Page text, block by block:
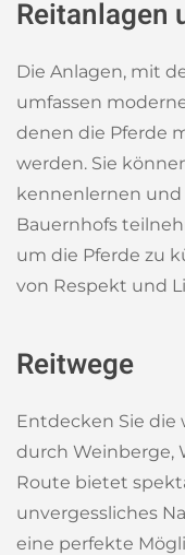
Reitanlagen
Die Anlagen, mit
umfassen
denen die Pferde
werden. Sie
kennenlernen
Bauernhofs
um die Pferde zu
von Respekt und
Reitwege
Entdecken Sie die
durch Weinberge,
Route bietet
unvergessliches
eine perfekte